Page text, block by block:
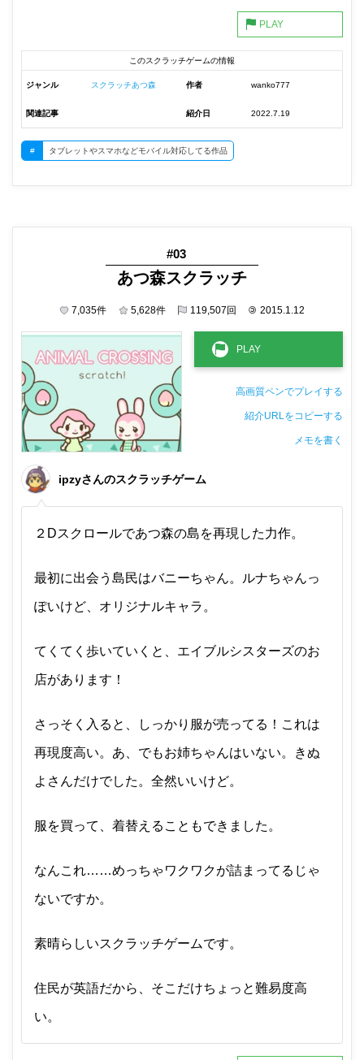
このスクラッチゲームの情報
ジャンル スクラッチあつ森 作者 wanko777
関連記事 紹介日 2022.7.19
# タブレットやスマホなどモバイル対応してる作品
#03
あつ森スクラッチ
7,035件 5,628件 119,507 回 © 2015.1.12
高画質ペンでプレイする
紹介URLをコピーする
メモを書く
ipzyさんのスクラッチゲーム
２Dスクロールであつ森の島を再現した力作。
最初に出会う島民はバニーちゃん。ルナちゃんっ
ぽいけど、オリジナルキャラ。
てくてく歩いていくと、エイブルシスターズのお
店があります！
さっそく入ると、しっかり服が売ってる！これは
再現度高い。あ、でもお姉ちゃんはいない。きぬ
よさんだけでした。全然いいけど。
服を買って、着替えることもできました。
なんこれ……めっちゃワクワクが詰まってるじゃ
ないですか。
素晴らしいスクラッチゲームです。
住民が英語だから、そこだけちょっと難易度高
い。